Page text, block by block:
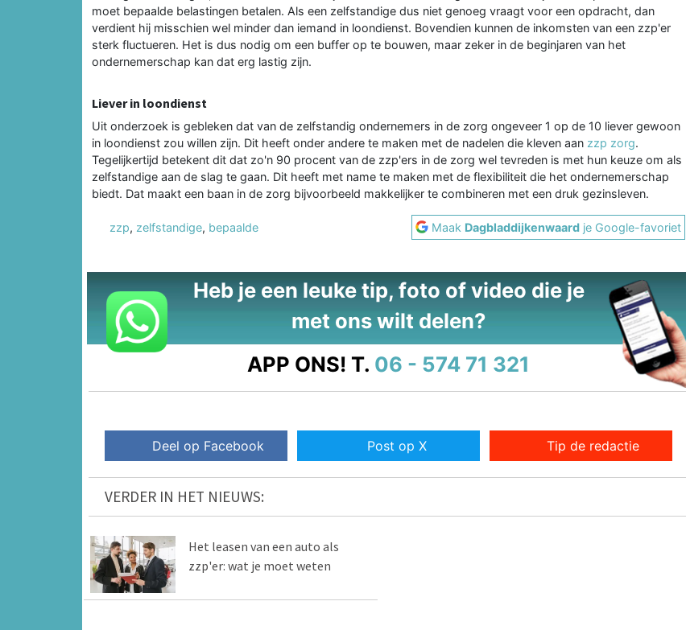
moet bepaalde belastingen betalen. Als een zelfstandige dus niet genoeg vraagt voor een opdracht, dan
verdient hij misschien wel minder dan iemand in loondienst. Bovendien kunnen de inkomsten van een zzp'er
sterk fluctueren. Het is dus nodig om een buffer op te bouwen, maar zeker in de beginjaren van het
ondernemerschap kan dat erg lastig zijn.
Liever in loondienst
Uit onderzoek is gebleken dat van de zelfstandig ondernemers in de zorg ongeveer 1 op de 10 liever gewoon
in loondienst zou willen zijn. Dit heeft onder andere te maken met de nadelen die kleven aan zzp zorg.
Tegelijkertijd betekent dit dat zo'n 90 procent van de zzp'ers in de zorg wel tevreden is met hun keuze om als
zelfstandige aan de slag te gaan. Dit heeft met name te maken met de flexibiliteit die het ondernemerschap
biedt. Dat maakt een baan in de zorg bijvoorbeeld makkelijker te combineren met een druk gezinsleven.
zzp, zelfstandige, bepaalde Maak Dagbladdijkenwaard je Google-favoriet
Heb je een leuke tip, foto of video die je
met ons wilt delen?
APP ONS! T. 06 - 574 71 321
Deel op Facebook Post op X Tip de redactie
VERDER IN HET NIEUWS:
Het leasen van een auto als
zzp'er: wat je moet weten